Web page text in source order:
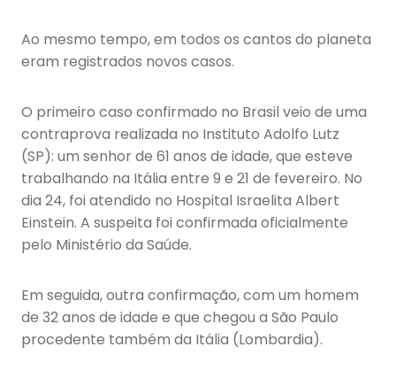
Ao mesmo tempo, em todos os cantos do planeta
eram registrados novos casos.
O primeiro caso confirmado no Brasil veio de uma
contraprova realizada no Instituto Adolfo Lutz
(SP): um senhor de 61 anos de idade, que esteve
trabalhando na Itália entre 9 e 21 de fevereiro. No
dia 24, foi atendido no Hospital Israelita Albert
Einstein. A suspeita foi confirmada oficialmente
pelo Ministério da Saúde.
Em seguida, outra confirmação, com um homem
de 32 anos de idade e que chegou a São Paulo
procedente também da Itália (Lombardia).